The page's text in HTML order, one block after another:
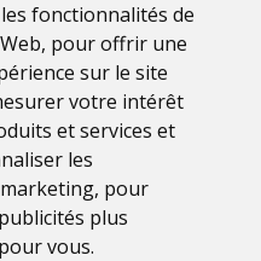
fonctionnalités de
, pour offrir une
sur le site
votre intérêt
et services et
les
, pour
plus
vous.